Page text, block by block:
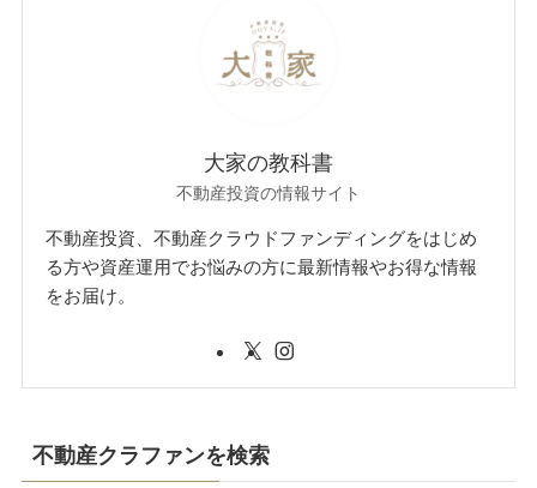
大家の教科書
不動産投資の情報サイト
不動産投資、不動産クラウドファンディングをはじめ
る方や資産運用でお悩みの方に最新情報やお得な情報
をお届け。
不動産クラファンを検索